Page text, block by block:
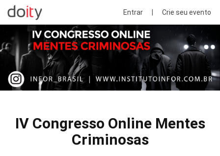
Entrar Crie seu evento
IV Congresso Online Mentes
Criminosas